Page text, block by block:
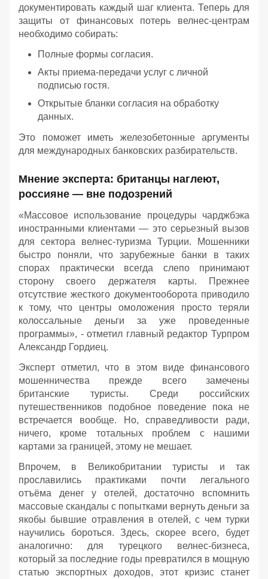
документировать каждый шаг клиента. Теперь для
защиты от финансовых потерь велнес-центрам
необходимо собирать:
Полные формы согласия.
Акты приема-передачи услуг с личной
подписью гостя.
Открытые бланки согласия на обработку
данных.
Это поможет иметь железобетонные аргументы
для международных банковских разбирательств.
Мнение эксперта: британцы наглеют,
россияне — вне подозрений
«Массовое использование процедуры чарджбэка
иностранными клиентами — это серьезный вызов
для сектора велнес-туризма Турции. Мошенники
быстро поняли, что зарубежные банки в таких
спорах практически всегда слепо принимают
сторону своего держателя карты. Прежнее
отсутствие жесткого документооборота приводило
к тому, что центры омоложения просто теряли
колоссальные деньги за уже проведенные
программы», - отметил главный редактор Турпром
Александр Гордиец.
Эксперт отметил, что в этом виде финансового
мошенничества прежде всего замечены
британские туристы. Среди российских
путешественников подобное поведение пока не
встречается вообще. Но, справедливости ради,
ничего, кроме тотальных проблем с нашими
картами за границей, этому не мешает.
Впрочем, в Великобритании туристы и так
прославились практиками почти легального
отъёма денег у отелей, достаточно вспомнить
массовые скандалы с попытками вернуть деньги за
якобы бывшие отравления в отелей, с чем турки
научились бороться. Здесь, скорее всего, будет
аналогично: для турецкого велнес-бизнеса,
который за последние годы превратился в мощную
статью экспортных доходов, этот кризис станет